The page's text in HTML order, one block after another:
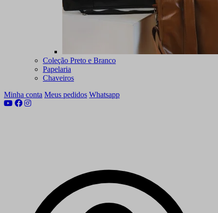
Coleção Preto e Branco
Papelaria
Chaveiros
Minha conta Meus pedidos Whatsapp